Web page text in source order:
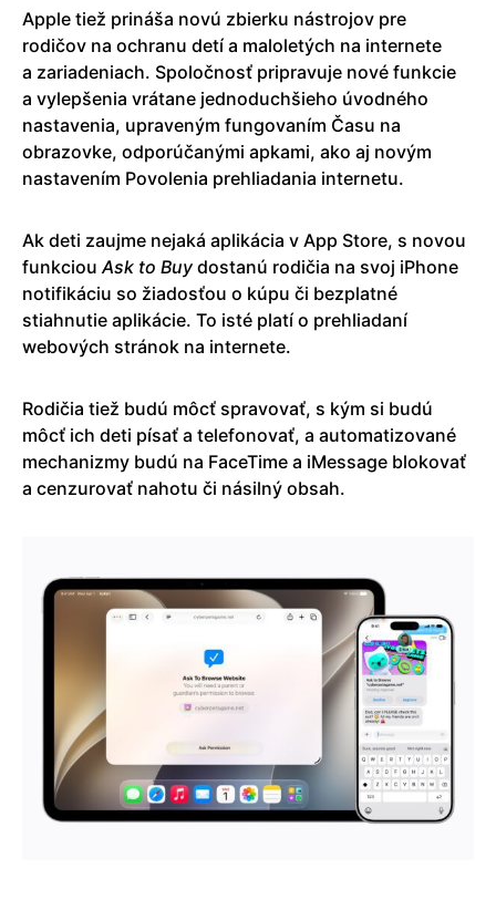
Apple tiež prináša novú zbierku nástrojov pre
rodičov na ochranu detí a maloletých na internete
a zariadeniach. Spoločnosť pripravuje nové funkcie
a vylepšenia vrátane jednoduchšieho úvodného
nastavenia, upraveným fungovaním Času na
obrazovke, odporúčanými apkami, ako aj novým
nastavením Povolenia prehliadania internetu.
Ak deti zaujme nejaká aplikácia v App Store, s novou
funkciouAsk to Buy dostanú rodičia na svoj iPhone
notifikáciu so žiadosťou o kúpu či bezplatné
stiahnutie aplikácie. To isté platí o prehliadaní
webových stránok na internete.
Rodičia tiež budú môcť spravovať, s kým si budú
môcť ich deti písať a telefonovať, a automatizované
mechanizmy budú na FaceTime a iMessage blokovať
a cenzurovať nahotu či násilný obsah.